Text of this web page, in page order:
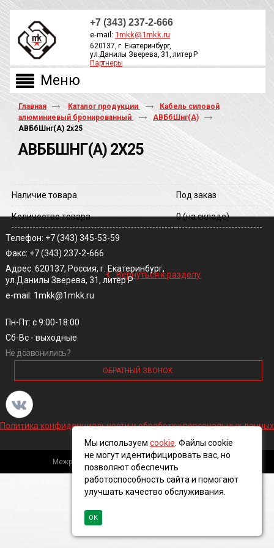
+7 (343) 237-2-666
e-mail: 1mkk@1mkk.ru
620137, г. Екатеринбург,
ул.Данилы Зверева, 31, литер Р
Партнеры
Главная Каталог продукции
Кабель силовой
алюминиевый бронированный
АВБбШнг(А)
АВБбШнг(A) 2х25
АВББШНГ(A) 2Х25
Наличие товара Под заказ
Количество товара 0(на складе)
‹ Вернуться к разделу
Телефон: +7 (343) 345-53-59
Факс: +7 (343) 237-2-666
Адрес: 620137, Россия, г. Екатеринбург,
ул.Данилы Зверева, 31, литер Р
e-mail: 1mkk@1mkk.ru
Пн-Пт: с 9:00-18:00
Сб-Вс - выходные
Не дозвонились?
ОБРАТНЫЙ ЗВОНОК
Политика конфиденциальности и обработки персональных данных
Межрегиональная кабельная компания, 2016 ©
Мы используем cookie . Файлы cookie
не могут идентифицировать вас, но
позволяют обеспечить
работоспособность сайта и помогают
улучшать качество обслуживания.
ОК